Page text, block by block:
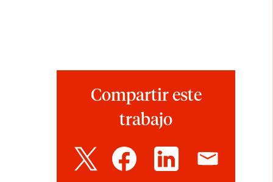
Compartir este
trabajo